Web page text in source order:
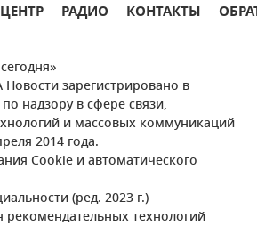
РАДИО КОНТАКТЫ
зарегистрировано в
надзору в сфере связи,
и массовых коммуникаций
2014 года.
Cookie и автоматического
(ред. 2023 г.)
технологий